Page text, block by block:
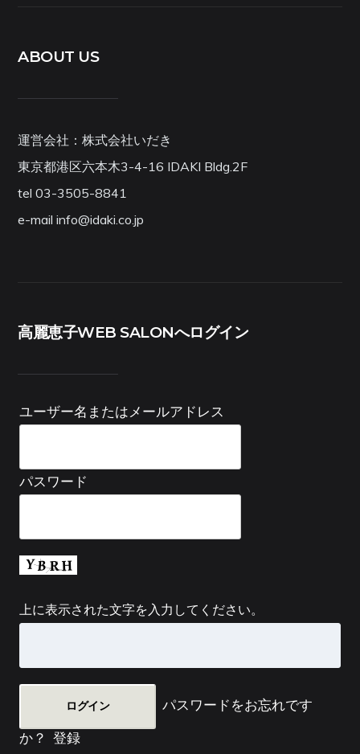
ABOUT US
運営会社：株式会社いだき
東京都港区六本木3-4-16 IDAKI Bldg.2F
tel 03-3505-8841
e-mail info@idaki.co.jp
高麗恵子WEB SALONへログイン
ユーザー名またはメールアドレス
パスワード
上に表示された文字を入力してください。
パスワードをお忘れです
か？ 登録